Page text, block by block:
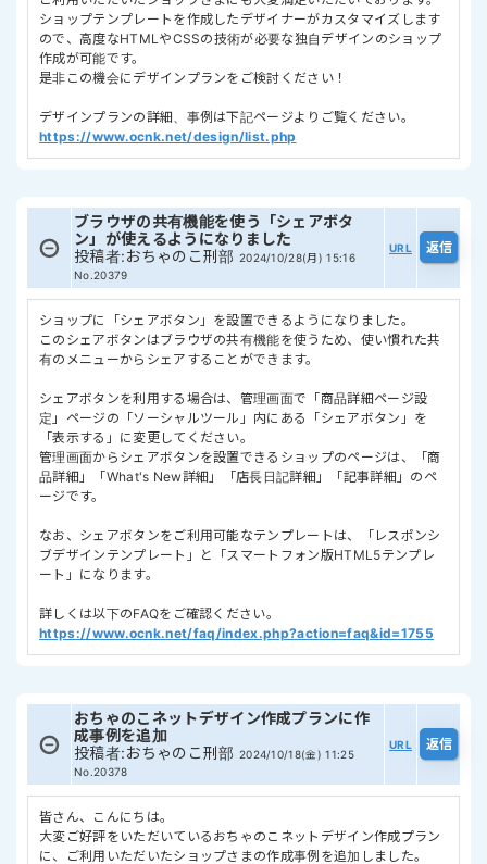
ショップテンプレートを作成したデザイナーがカスタマイズします
ので、高度なHTMLやCSSの技術が必要な独自デザインのショップ
作成が可能です。
是非この機会にデザインプランをご検討ください！
デザインプランの詳細、事例は下記ページよりご覧ください。
https://www.ocnk.net/design/list.php
ブラウザの共有機能を使う「シェアボタ
ン」が使えるようになりました
投稿者:おちゃのこ刑部 2024/10/28(月) 15:16
No.20379
URL
ショップに「シェアボタン」を設置できるようになりました。
このシェアボタンはブラウザの共有機能を使うため、使い慣れた共
有のメニューからシェアすることができます。
シェアボタンを利用する場合は、管理画面で「商品詳細ページ設
定」ページの「ソーシャルツール」内にある「シェアボタン」を
「表示する」に変更してください。
管理画面からシェアボタンを設置できるショップのページは、「商
品詳細」「What's New詳細」「店長日記詳細」「記事詳細」のペ
ージです。
なお、シェアボタンをご利用可能なテンプレートは、「レスポンシ
ブデザインテンプレート」と「スマートフォン版HTML5テンプレ
ート」になります。
詳しくは以下のFAQをご確認ください。
https://www.ocnk.net/faq/index.php?action=faq&id=1755
おちゃのこネットデザイン作成プランに作
成事例を追加
投稿者:おちゃのこ刑部 2024/10/18(金) 11:25
No.20378
URL
皆さん、こんにちは。
大変ご好評をいただいているおちゃのこネットデザイン作成プラン
に、ご利用いただいたショップさまの作成事例を追加しました。